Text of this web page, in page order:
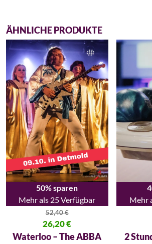
ÄHNLICHE PRODUKTE
50% sparen
Mehr als 25 Verfügbar
52,40€
Ursprünglicher Preis war: 52,40 €
26,20€
Aktueller Preis ist: 26,20 €.
Waterloo – The ABBA
Mehr
Aktueller
2